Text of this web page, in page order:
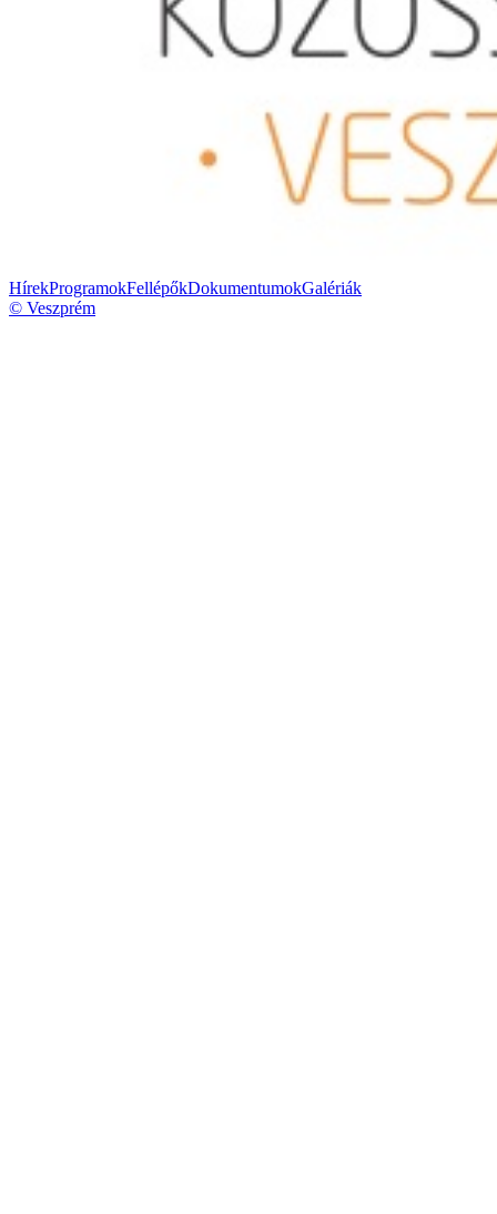
HírekProgramokFellépőkDokumentumokGalériák
© Veszprém